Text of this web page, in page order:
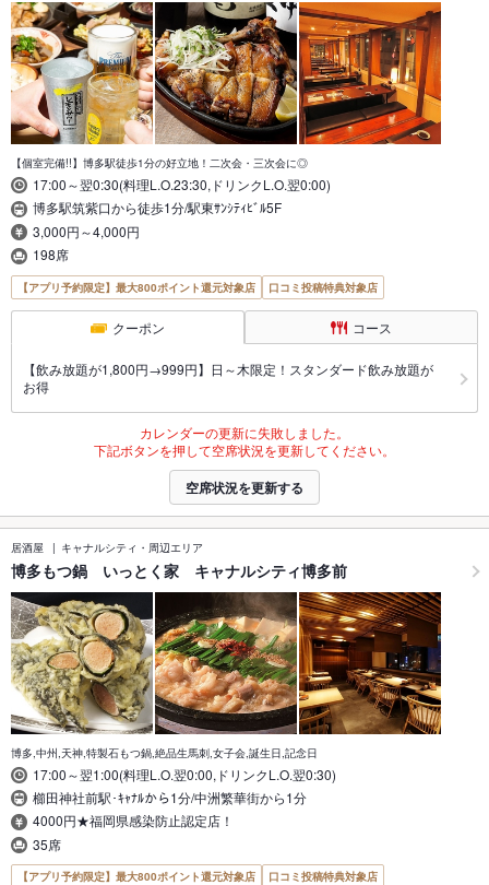
【個室完備!!】博多駅徒歩1分の好立地！二次会・三次会に◎
17:00～翌0:30(料理L.O.23:30,ドリンクL.O.翌0:00)
博多駅筑紫口から徒歩1分/駅東ｻﾝｼﾃｨﾋﾞﾙ5F
3,000円～4,000円
198席
【アプリ予約限定】最大800ポイント還元対象店 口コミ投稿特典対象店
クーポン コース
【飲み放題が1,800円→999円】日～木限定！スタンダード飲み放題が
お得
カレンダーの更新に失敗しました。
下記ボタンを押して空席状況を更新してください。
空席状況を更新する
居酒屋 キャナルシティ・周辺エリア
博多もつ鍋 いっとく家 キャナルシティ博多前
博多,中州,天神,特製石もつ鍋,絶品生馬刺,女子会,誕生日,記念日
17:00～翌1:00(料理L.O.翌0:00,ドリンクL.O.翌0:30)
櫛田神社前駅･ｷｬﾅﾙから1分/中洲繁華街から1分
4000円★福岡県感染防止認定店！
35席
【アプリ予約限定】最大800ポイント還元対象店 口コミ投稿特典対象店